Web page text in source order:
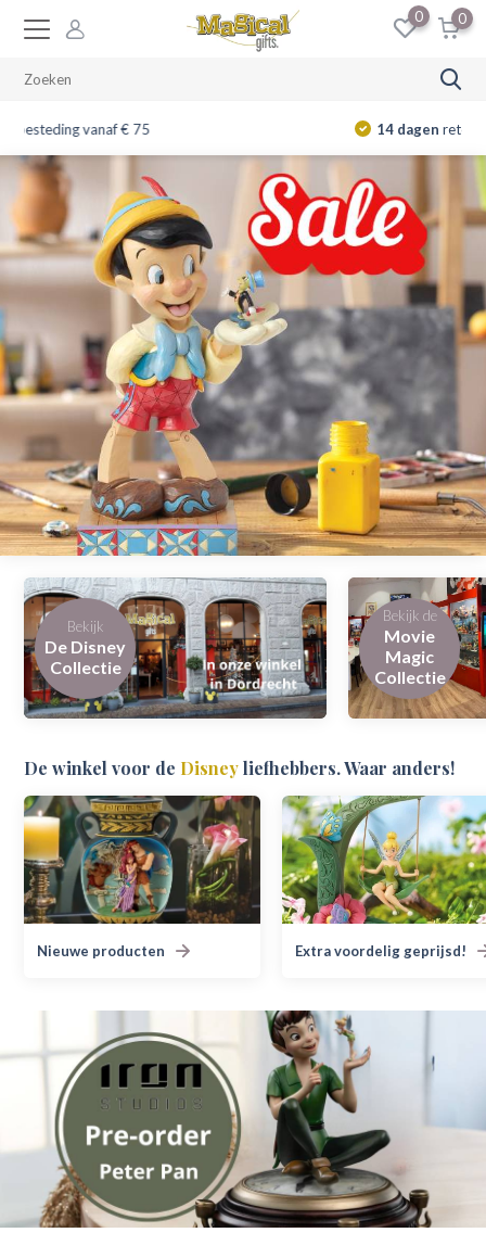
0 0
Bekijk
De Disney
Collectie
Bekijk de
Movie
Magic
Collectie
De winkel voor de Disneyliefhebbers. Waar anders!
Nieuwe producten Extra voordelig geprijsd!